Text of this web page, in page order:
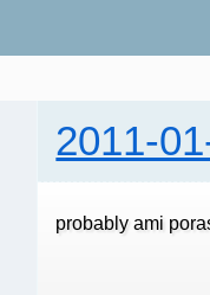
2011-
probably ami